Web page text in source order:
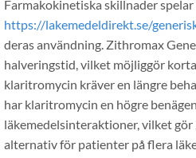
Farmakokinetiska skillnader spelar
https://lakemedeldirekt.se/
deras användning. Zithromax
halveringstid, vilket möjliggör
klaritromycin kräver en längre
har klaritromycin en högre
läkemedelsinteraktioner, vilket
alternativ för patienter på flera